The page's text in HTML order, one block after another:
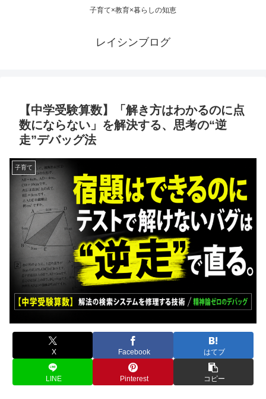
子育て×教育×暮らしの知恵
レイシンブログ
【中学受験算数】「解き方はわかるのに点
数にならない」を解決する、思考の“逆
走”デバッグ法
子育て
X Facebook はてブ
LINE Pinterest コピー